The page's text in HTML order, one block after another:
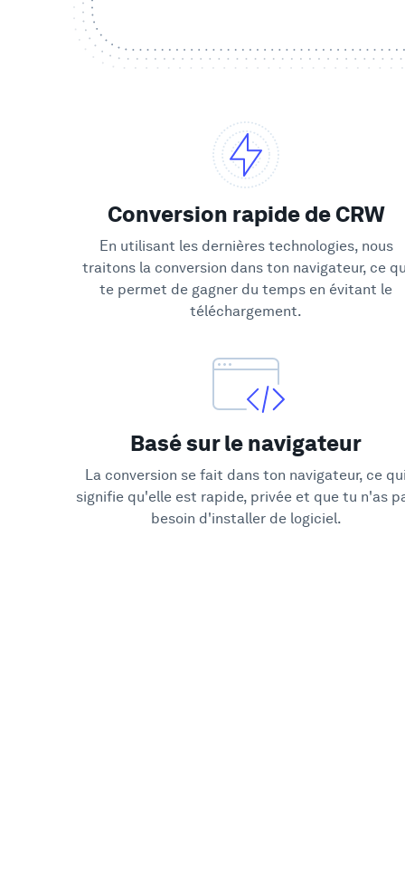
Conversion rapide de CRW
En utilisant les dernières technologies, nous
traitons la conversion dans ton navigateur, ce
te permet de gagner du temps en évitant le
téléchargement.
Basé sur le navigateur
La conversion se fait dans ton navigateur, ce
signifie qu'elle est rapide, privée et que tu n'as
besoin d'installer de logiciel.